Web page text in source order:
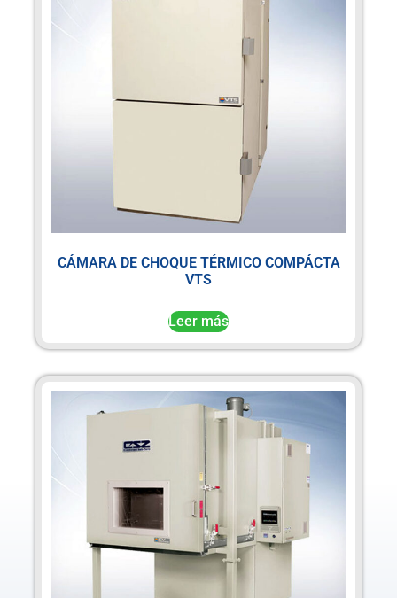
CÁMARA DE CHOQUE TÉRMICO COMPÁCTA
VTS
Leer más